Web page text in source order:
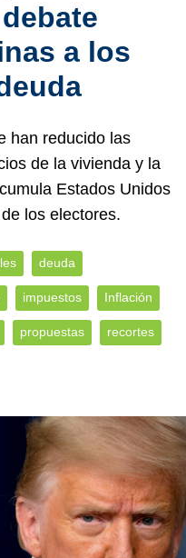
a los
han reducido las
de la vivienda y la
Estados Unidos
los electores.
deuda
impuestos Inflación
propuestas recortes